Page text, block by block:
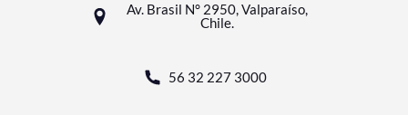
Av. Brasil N° 2950, Valparaíso,
Chile.
56 32 227 3000